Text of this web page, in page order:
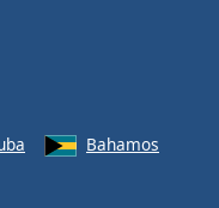
Bahamos